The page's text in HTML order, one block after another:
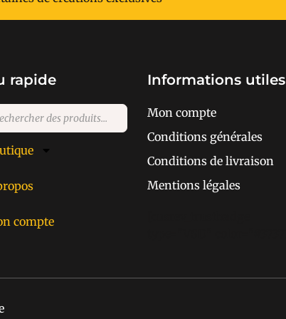
rapide
compte
Informations utiles
Mon compte
Conditions générales
Conditions de livraison
Mentions légales